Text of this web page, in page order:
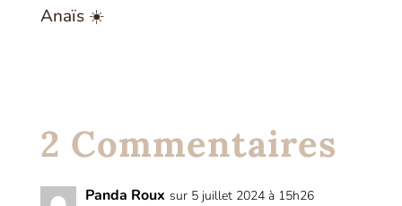
Anaïs ☀️
2 Commentaires
Panda Roux sur 5 juillet 2024 à 15h26